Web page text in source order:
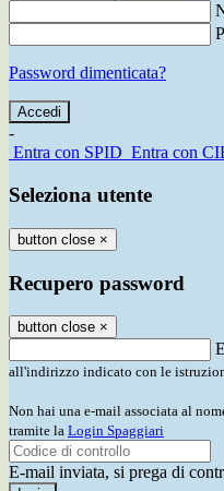
Password dimenticata?
-
Entra con SPID Entra con
Seleziona utente
button close ×
Recupero password
button close ×
all'indirizzo indicato con le
Non hai una e-mail associata al
tramite la Login Spaggiari
E-mail inviata, si prega di